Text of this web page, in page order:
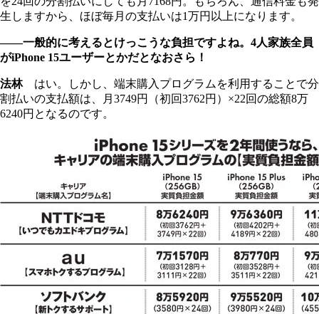
生しますから、ほぼ毎月の支払いは1万円以上になります。
――一般的に考えるとけっこうな負担ですよね。4人家族全員
がiPhone 15ユーザーとかだとなおさら！
法林はい。しかし、端末購入プログラムを利用することで分
割払いの支払額は、月3749円（初回3762円）×22回の総額8万
6240円となるのです。